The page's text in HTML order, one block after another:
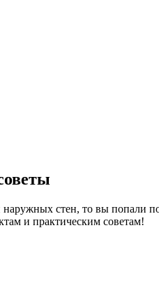
стен, то вы попали
и практическим советам!